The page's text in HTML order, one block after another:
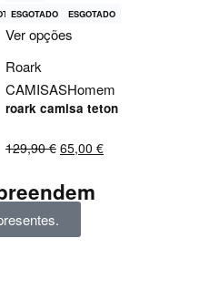
ESGOTADO
ESGOTADO ESGOTADO
Ver opções
Roark
CAMISASHomem
roark camisa teton
129,90€ 65,00 €